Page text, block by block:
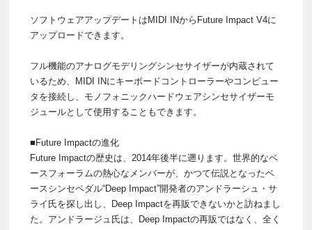
ソフトウェアアップデートはMIDI INからFuture Impact V4に
アップロードできます。
フル機能のアナログモデリングシンセサイザーが内蔵されて
いるため、MIDI INにキーボードコントローラーやコンピュー
タを接続し、モノフォニックハードウェアシンセサイザーモ
ジュールとして使用することもできます。
■Future Impactの進化
Future Impactの歴史は、2014年後半に遡ります。世界的なベ
ースフォーラムの熱心なメンバーが、かつて伝説となったベ
ースシンセペダル“Deep Impact”開発者のアンドラーシュ・サ
ライ氏を探し出し、Deep Impactを再販できないかと訪ねまし
た。アンドラージュ氏は、Deep Impactの再販ではなく、全く